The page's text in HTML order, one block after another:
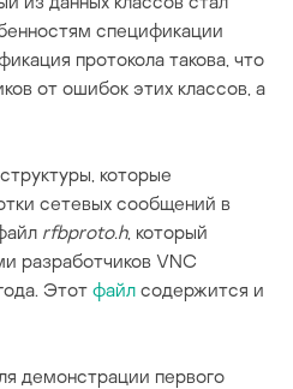
спецификации
протокола такова, что
от ошибок этих классов, а
которые
сетевых сообщений в
rfbproto.h, который
разработчиков VNC
Этот файл содержится и
демонстрации первого